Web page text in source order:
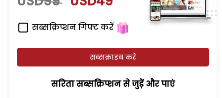
सब्सक्रिप्शन गिफ्ट करें
सब्सक्राइब करें
सरिता सब्सक्रिप्शन से जुड़ेें और पाएं